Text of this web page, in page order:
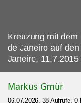
Kreuzung mit
de Janeiro auf
Janeiro, 11.7.2015
Markus Gmür
06.07.2026, 38 Aufrufe, 0